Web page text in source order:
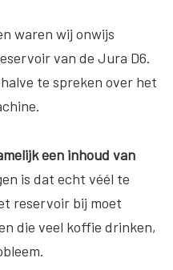
waren wij onwijs
van de Jura D6.
te spreken over het
een inhoud van
is dat echt véél te
reservoir bij moet
die veel koffie drinken,